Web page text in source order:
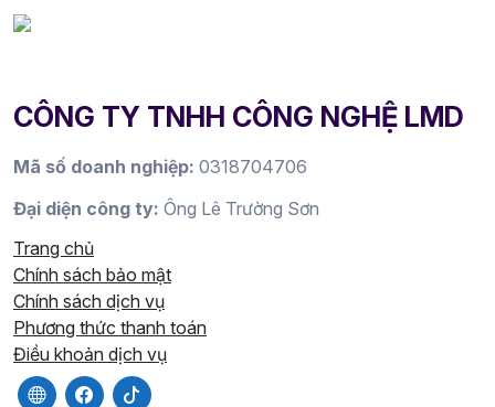
CÔNG TY TNHH CÔNG NGHỆ LMD
Mã số doanh nghiệp: 0318704706
Đại diện công ty: Ông Lê Trường Sơn
Trang chủ
Chính sách bảo mật
Chính sách dịch vụ
Phương thức thanh toán
Điều khoản dịch vụ